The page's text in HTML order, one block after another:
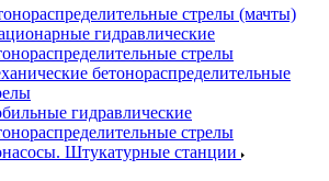
стрелы (мачты)
гидравлические
стрелы
бетонораспределительные
гидравлические
стрелы
Штукатурные станции